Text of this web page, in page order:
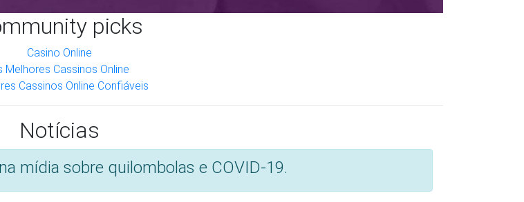
sinônimo de abandono, racismo e necropolítica
- https://projetocolabora.com.br
03/03/2021
que suspende ações sobre a posse e a propriedade de
áreas quilombolas
blogs/fausto-macedo
25/02/2021